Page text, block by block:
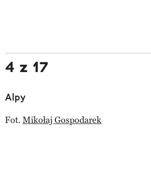
4 z 17
Alpy
Fot. Mikołaj Gospodarek